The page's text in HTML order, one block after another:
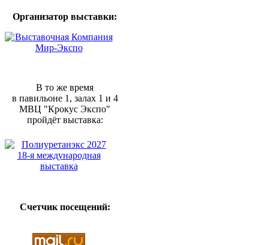
Организатор выставки:
В то же время
в павильоне 1, залах 1 и 4
МВЦ "Крокус Экспо"
пройдёт выставка:
Счетчик посещений: